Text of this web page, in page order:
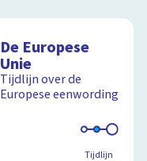
De Europese
Unie
Tijdlijn over de
Europese eenwording
Tijdlijn